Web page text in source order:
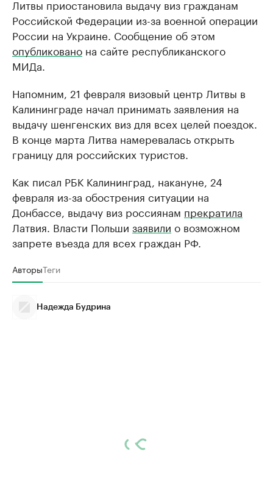
Литвы приостановила выдачу виз гражданам
Российской Федерации из-за военной операции
России на Украине. Сообщение об этом
опубликовано на сайте республиканского
МИДа.
Напомним, 21 февраля визовый центр Литвы в
Калининграде начал принимать заявления на
выдачу шенгенских виз для всех целей поездок.
В конце марта Литва намеревалась открыть
границу для российских туристов.
Как писал РБК Калининград, накануне, 24
февраля из-за обострения ситуации на
Донбассе, выдачу виз россиянам прекратила
Латвия. Власти Польши заявили о возможном
запрете въезда для всех граждан РФ.
АвторыТеги
Надежда Будрина